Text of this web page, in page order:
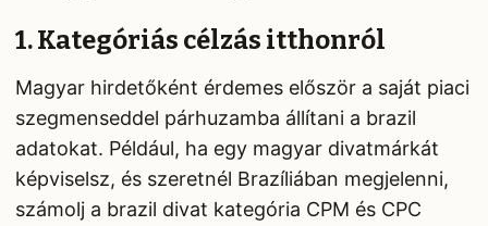
1. Kategóriás célzás itthonról
Magyar hirdetőként érdemes először a saját piaci
szegmenseddel párhuzamba állítani a brazil
adatokat. Például, ha egy magyar divatmárkát
képviselsz, és szeretnél Brazíliában megjelenni,
számolj a brazil divat kategória CPM és CPC